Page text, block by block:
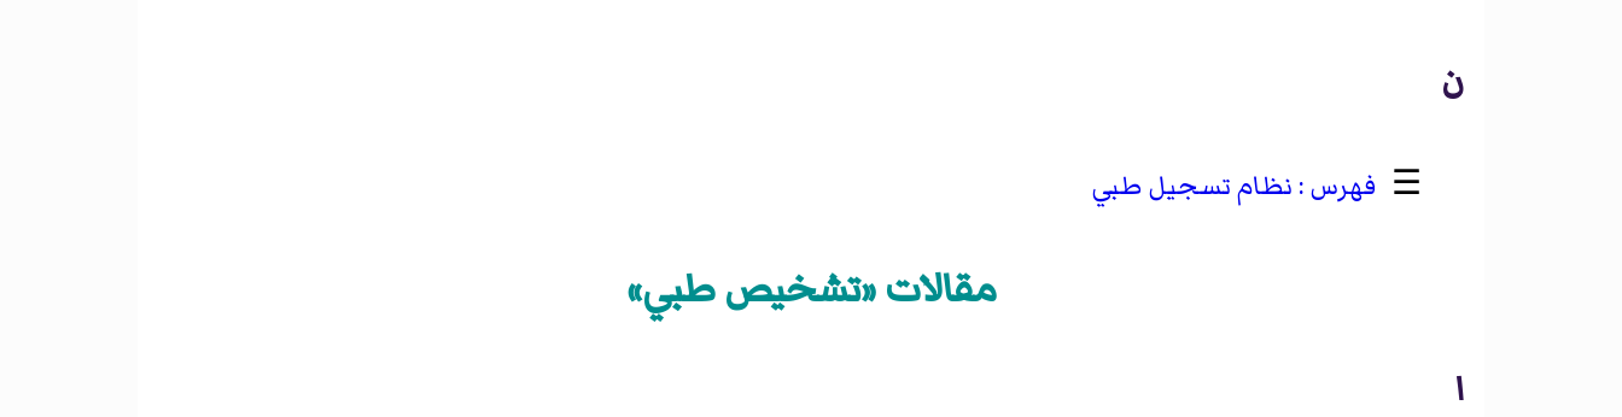
ن
☰ نظام تسجيل طبي
مقالات «تشخيص طبي»
ا